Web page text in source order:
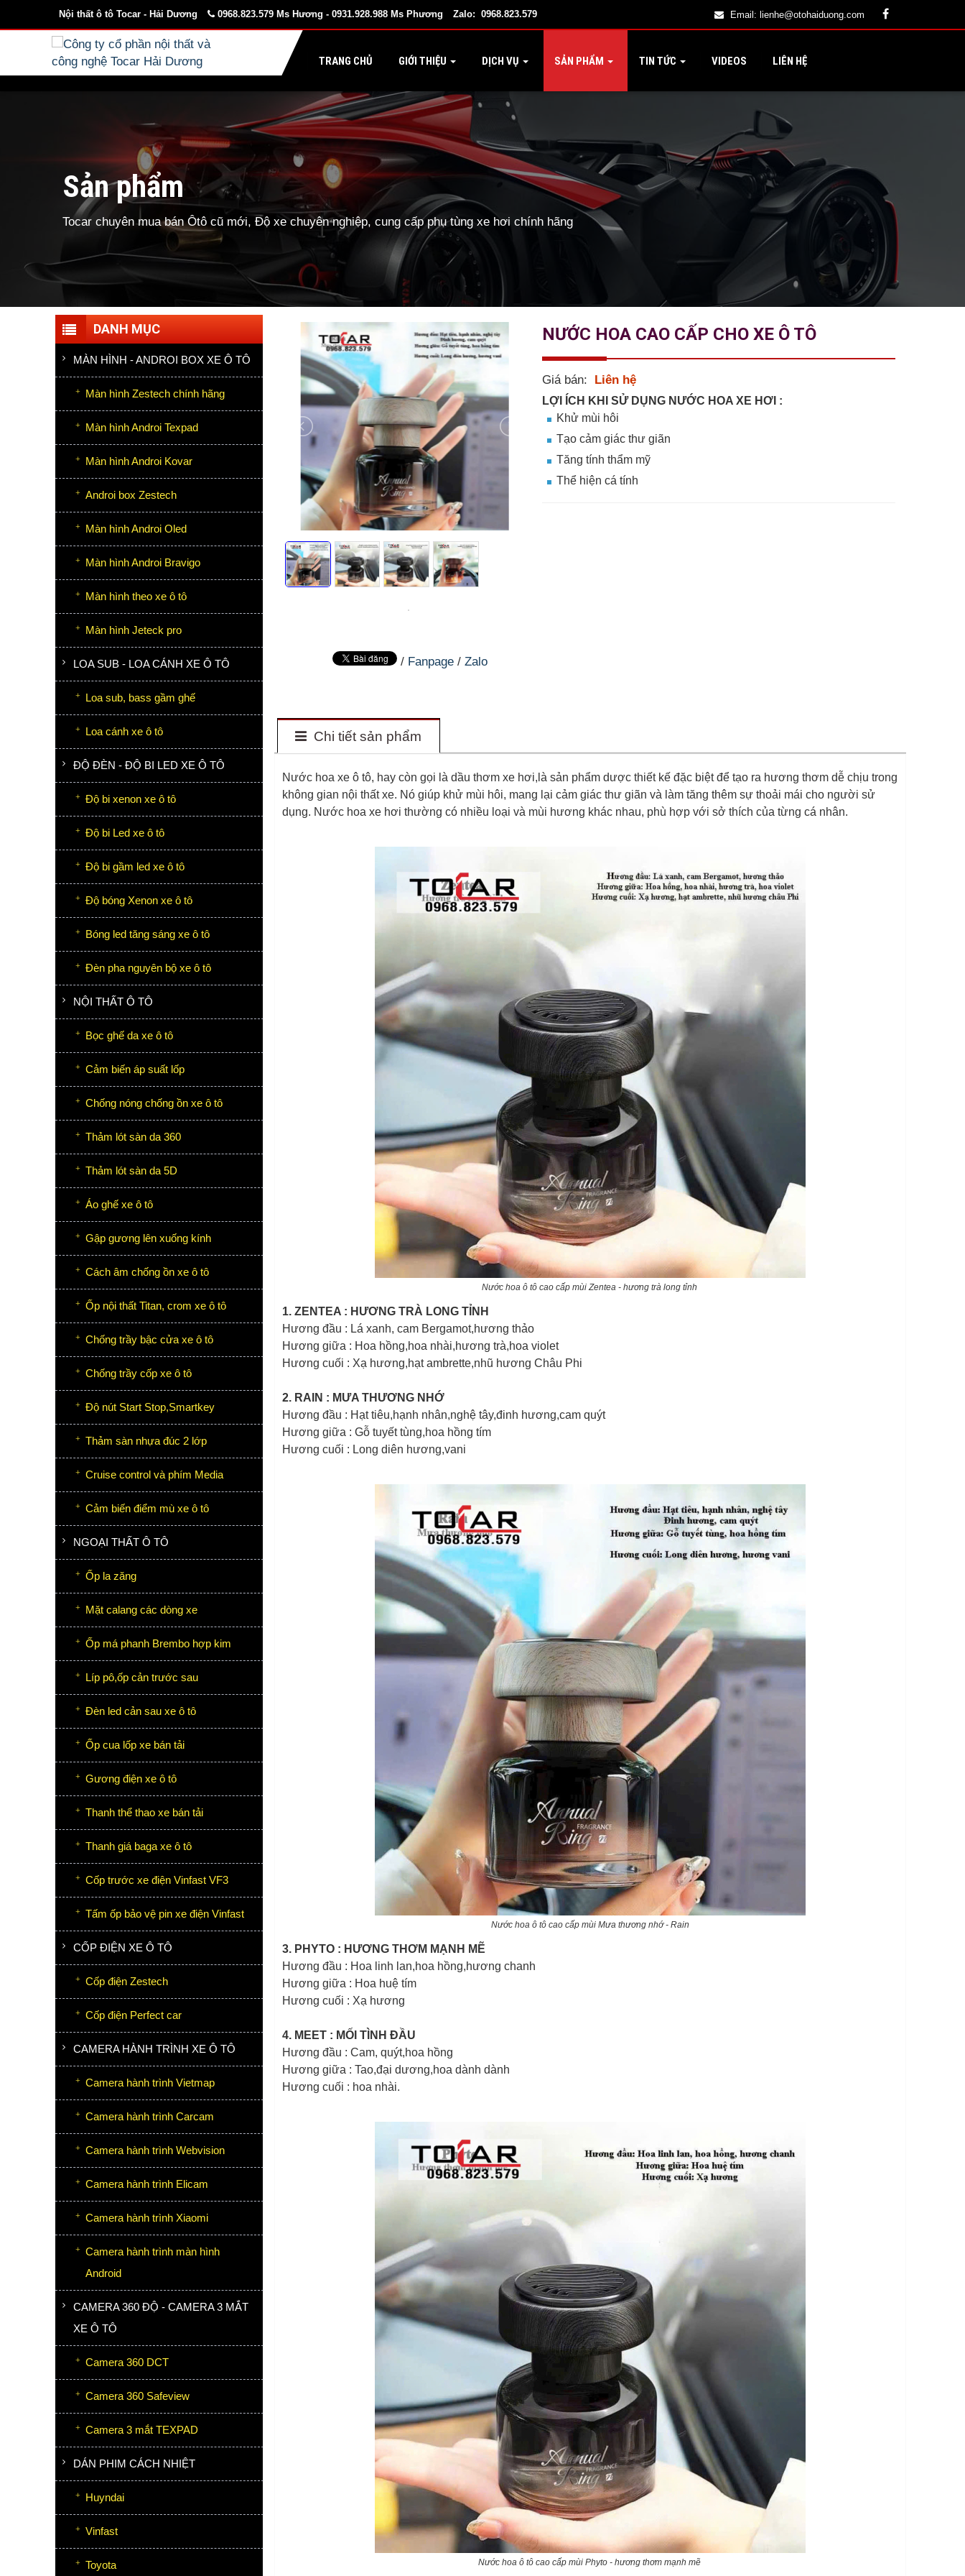
Email: lienhe@otohaiduong.com
Nội thất ô tô Tocar - Hải Dương 0968.823.579 Ms Hương - 0931.928.988 Ms Phương Zalo: 0968.823.579
TRANG CHỦ GIỚI THIỆU DỊCH VỤ SẢN PHẨM TIN TỨC VIDEOS LIÊN HỆ
Sản phẩm
Tocar chuyên mua bán Ôtô cũ mới, Độ xe chuyên nghiệp, cung cấp phụ tùng xe hơi chính hãng
/ Fanpage /Zalo
NƯỚC HOA CAO CẤP CHO XE Ô TÔ
Giá bán: Liên hệ
LỢI ÍCH KHI SỬ DỤNG NƯỚC HOA XE HƠI :
Khử mùi hôi
Tạo cảm giác thư giãn
Tăng tính thẩm mỹ
Thể hiện cá tính
Chi tiết sản phẩm
Nước hoa xe ô tô, hay còn gọi là dầu thơm xe hơi,là sản phẩm dược thiết kế đặc biệt để tạo ra hương thơm dễ chịu trong
không gian nội thất xe. Nó giúp khử mùi hôi, mang lại cảm giác thư giãn và làm tăng thêm sự thoải mái cho người sử
dụng. Nước hoa xe hơi thường có nhiều loại và mùi hương khác nhau, phù hợp với sở thích của từng cá nhân.
Nước hoa ô tô cao cấp mùi Zentea - hương trà long tỉnh
1. ZENTEA : HƯƠNG TRÀ LONG TỈNH
Hương đầu : Lá xanh, cam Bergamot,hương thảo
Hương giữa : Hoa hồng,hoa nhài,hương trà,hoa violet
Hương cuối : Xạ hương,hạt ambrette,nhũ hương Châu Phi
2. RAIN : MƯA THƯƠNG NHỚ
Hương đầu : Hạt tiêu,hạnh nhân,nghệ tây,đinh hương,cam quýt
Hương giữa : Gỗ tuyết tùng,hoa hồng tím
Hương cuối : Long diên hương,vani
Nước hoa ô tô cao cấp mùi Mưa thương nhớ - Rain
3. PHYTO : HƯƠNG THƠM MẠNH MẼ
Hương đầu : Hoa linh lan,hoa hồng,hương chanh
Hương giữa : Hoa huệ tím
Hương cuối : Xạ hương
4. MEET : MỐI TÌNH ĐẦU
Hương đầu : Cam, quýt,hoa hồng
Hương giữa : Tao,đại dương,hoa dành dành
Hương cuối : hoa nhài.
Nước hoa ô tô cao cấp mùi Phyto - hương thơm mạnh mẽ
DANH MỤC
MÀN HÌNH - ANDROI BOX XE Ô TÔ
Màn hình Zestech chính hãng
Màn hình Androi Texpad
Màn hình Androi Kovar
Androi box Zestech
Màn hình Androi Oled
Màn hình Androi Bravigo
Màn hình theo xe ô tô
Màn hình Jeteck pro
LOA SUB - LOA CÁNH XE Ô TÔ
Loa sub, bass gầm ghế
Loa cánh xe ô tô
ĐỘ ĐÈN - ĐỘ BI LED XE Ô TÔ
Độ bi xenon xe ô tô
Độ bi Led xe ô tô
Độ bi gầm led xe ô tô
Độ bóng Xenon xe ô tô
Bóng led tăng sáng xe ô tô
Đèn pha nguyên bộ xe ô tô
NỘI THẤT Ô TÔ
Bọc ghế da xe ô tô
Cảm biến áp suất lốp
Chống nóng chống ồn xe ô tô
Thảm lót sàn da 360
Thảm lót sàn da 5D
Áo ghế xe ô tô
Gập gương lên xuống kính
Cách âm chống ồn xe ô tô
Ốp nội thất Titan, crom xe ô tô
Chống trầy bậc cửa xe ô tô
Chống trầy cốp xe ô tô
Độ nút Start Stop,Smartkey
Thảm sàn nhựa đúc 2 lớp
Cruise control và phím Media
Cảm biến điểm mù xe ô tô
NGOẠI THẤT Ô TÔ
Ốp la zăng
Mặt calang các dòng xe
Ốp má phanh Brembo hợp kim
Líp pô,ốp cản trước sau
Đèn led cản sau xe ô tô
Ốp cua lốp xe bán tải
Gương điện xe ô tô
Thanh thể thao xe bán tải
Thanh giá baga xe ô tô
Cốp trước xe điện Vinfast VF3
Tấm ốp bảo vệ pin xe điện Vinfast
CỐP ĐIỆN XE Ô TÔ
Cốp điện Zestech
Cốp điện Perfect car
CAMERA HÀNH TRÌNH XE Ô TÔ
Camera hành trình Vietmap
Camera hành trình Carcam
Camera hành trình Webvision
Camera hành trình Elicam
Camera hành trình Xiaomi
Camera hành trình màn hình
Android
CAMERA 360 ĐỘ - CAMERA 3 MẮT
XE Ô TÔ
Camera 360 DCT
Camera 360 Safeview
Camera 3 mắt TEXPAD
DÁN PHIM CÁCH NHIỆT
Huyndai
Vinfast
Toyota